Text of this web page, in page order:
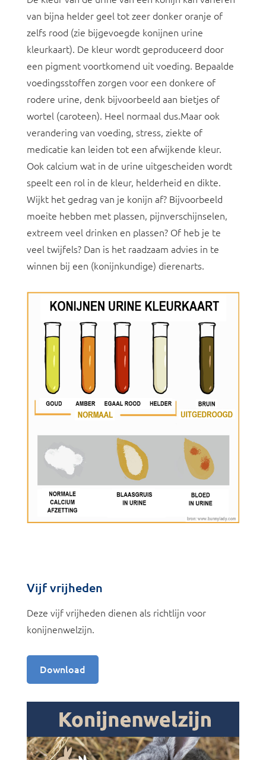
van bijna helder geel tot zeer donker oranje of
zelfs rood (zie bijgevoegde konijnen urine
kleurkaart). De kleur wordt geproduceerd door
een pigment voortkomend uit voeding. Bepaalde
voedingsstoffen zorgen voor een donkere of
rodere urine, denk bijvoorbeeld aan bietjes of
wortel (caroteen). Heel normaal dus.Maar ook
verandering van voeding, stress, ziekte of
medicatie kan leiden tot een afwijkende kleur.
Ook calcium wat in de urine uitgescheiden wordt
speelt een rol in de kleur, helderheid en dikte.
Wijkt het gedrag van je konijn af? Bijvoorbeeld
moeite hebben met plassen, pijnverschijnselen,
extreem veel drinken en plassen? Of heb je te
veel twijfels? Dan is het raadzaam advies in te
winnen bij een (konijnkundige) dierenarts.
Vijf vrijheden
Deze vijf vrijheden dienen als richtlijn voor
konijnenwelzijn.
Download